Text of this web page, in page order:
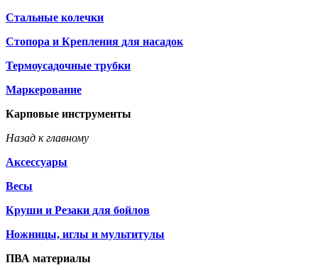
Стальные колечки
Стопора и Крепления для насадок
Термоусадочные трубки
Маркерование
Карповые инструменты
Назад к главному
Аксессуары
Весы
Круши и Резаки для бойлов
Ножницы, иглы и мультитулы
ПВА материалы